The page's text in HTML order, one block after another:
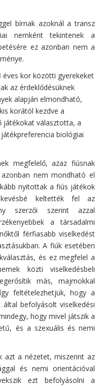
bírnak azoknál a transz
nemként tekintenek a
ez azonban nem a
éves kor közötti gyerekeket
az érdeklődésüknek
alapján elmondható,
korától kezdve a
játékokat választotta, a
biológiai
megfelelő, azaz fiúsnak
nem mondható el
nyitottak a fiús játékok
keltették fel az
szerzői szerint azzal
a társadalmi
férfiasabb viselkedést
A fiúk esetében
és ez megfelel a
közti viselkedésbeli
más, majmokkal
feltételezhetjük, hogy a
befolyásolt viselkedési
hogy mivel játszik a
és a szexuális és nemi
azt a nézetet, miszerint az
és nemi orientációval
ezt befolyásolni a